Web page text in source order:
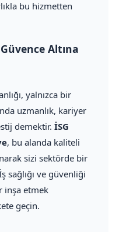
bu hizmetten
Altına
yalnızca bir
uzmanlık, kariyer
demektir. İSG
, bu alanda kaliteli
sizi sektörde bir
sağlığı ve güvenliği
inşa etmek
geçin.